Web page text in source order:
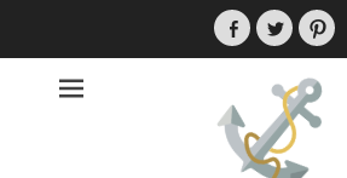
conteúdo
Facebook
Twitter